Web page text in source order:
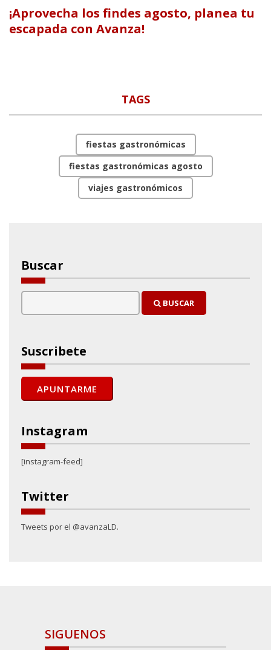
¡Aprovecha los findes agosto, planea tu
escapada con Avanza!
TAGS
fiestas gastronómicas
fiestas gastronómicas agosto
viajes gastronómicos
Buscar
BUSCAR
Suscribete
Instagram
[instagram-feed]
Twitter
Tweets por el @avanzaLD.
SIGUENOS